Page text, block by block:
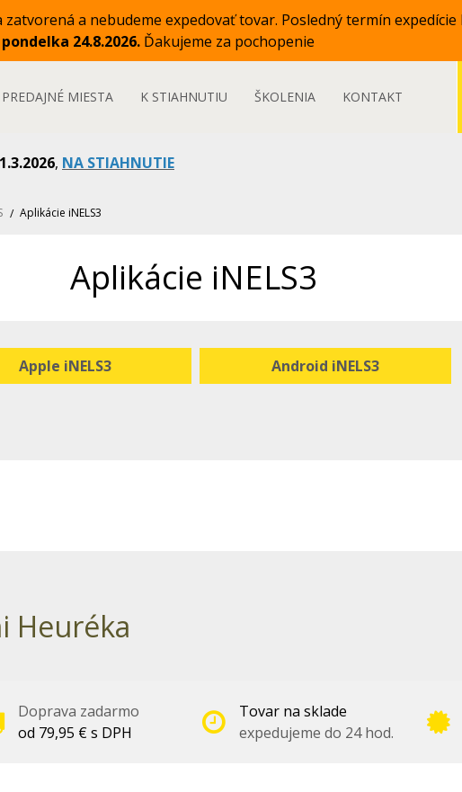
zatvorená a nebudeme expedovať tovar. Posledný termín expedície
24.8.2026. Ďakujeme za pochopenie
PREDAJNÉ MIESTA K STIAHNUTIU ŠKOLENIA KONTAKT
, NA STIAHNUTIE
Aplikácie iNELS3
Aplikácie iNELS3
Apple iNELS3 Android iNELS3
Heuréka
Doprava zadarmo
od 79,95 € s DPH
Tovar na sklade
expedujeme do 24 hod.